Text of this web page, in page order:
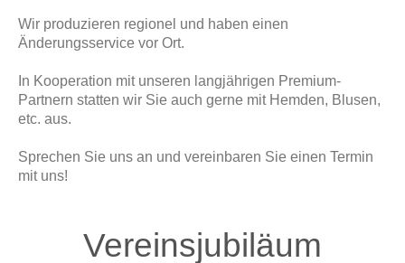
Wir produzieren regionel und haben einen
Änderungsservice vor Ort.
In Kooperation mit unseren langjährigen Premium-
Partnern statten wir Sie auch gerne mit Hemden, Blusen,
etc. aus.
Sprechen Sie uns an und vereinbaren Sie einen Termin
mit uns!
Vereinsjubiläum